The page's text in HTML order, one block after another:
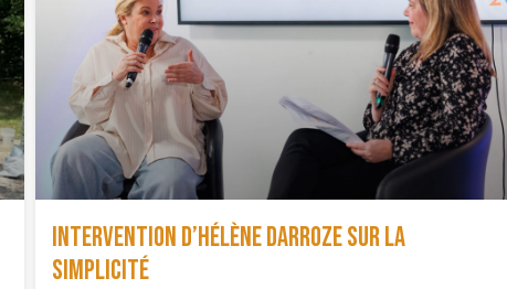
Intervention d’Hélène Darroze sur la
simplicité